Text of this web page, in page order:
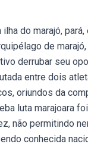
do marajó,
de
derrubar seu
entre dois
oriundos da
luta marajoara
não permitindo
conhecida